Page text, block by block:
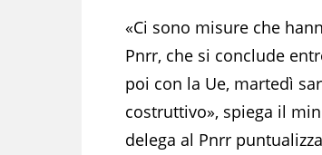
«Ci sono misure che
Pnrr, che si conclude
poi con la Ue, martedì
costruttivo», spiega il
delega al Pnrr